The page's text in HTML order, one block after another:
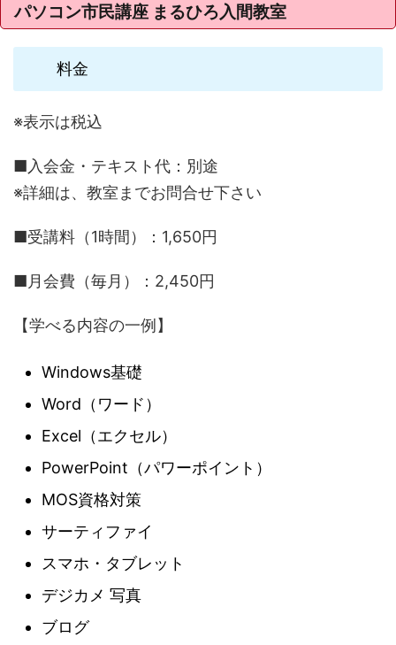
パソコン市民講座 まるひろ入間教室
料金
※表示は税込
■入会金・テキスト代：別途
※詳細は、教室までお問合せ下さい
■受講料（1時間）：1,650円
■月会費（毎月）：2,450円
【学べる内容の一例】
Windows基礎
Word（ワード）
Excel（エクセル）
PowerPoint（パワーポイント）
MOS資格対策
サーティファイ
スマホ・タブレット
デジカメ 写真
ブログ